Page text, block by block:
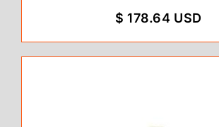
$ 178.64 USD